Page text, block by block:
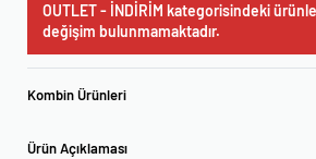
OUTLET - İNDİRİM kategorisindeki
değişim bulunmamaktadır.
Kombin Ürünleri
Ürün Açıklaması